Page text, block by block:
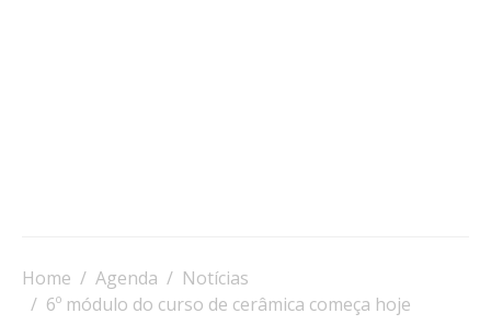
Home Agenda
Notícias
6º módulo do curso de cerâmica começa hoje